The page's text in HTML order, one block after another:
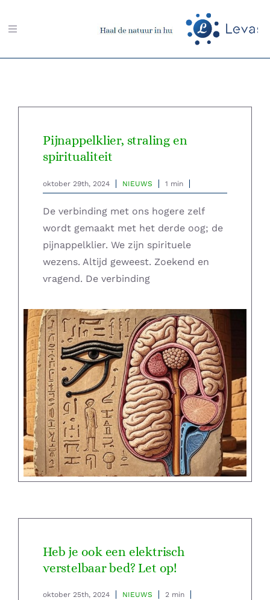
naar
Toggle
Boeken-shop
Memon-shop
Meter-shop
Radiësthesie-shop
Straling:
Onderwerpen:
Ziekteverzuim in bedrijven
Blog
Winkelwagen
Home – Deutsch
Pijnappelklier, straling en
spiritualiteit
oktober 29th, 2024 NIEUWS 1 min
De verbinding met ons hogere zelf
wordt gemaakt met het derde oog; de
pijnappelklier. We zijn spirituele
wezens. Altijd geweest. Zoekend en
vragend. De verbinding
Heb je ook een elektrisch
verstelbaar bed? Let op!
oktober 25th, 2024 NIEUWS 2 min